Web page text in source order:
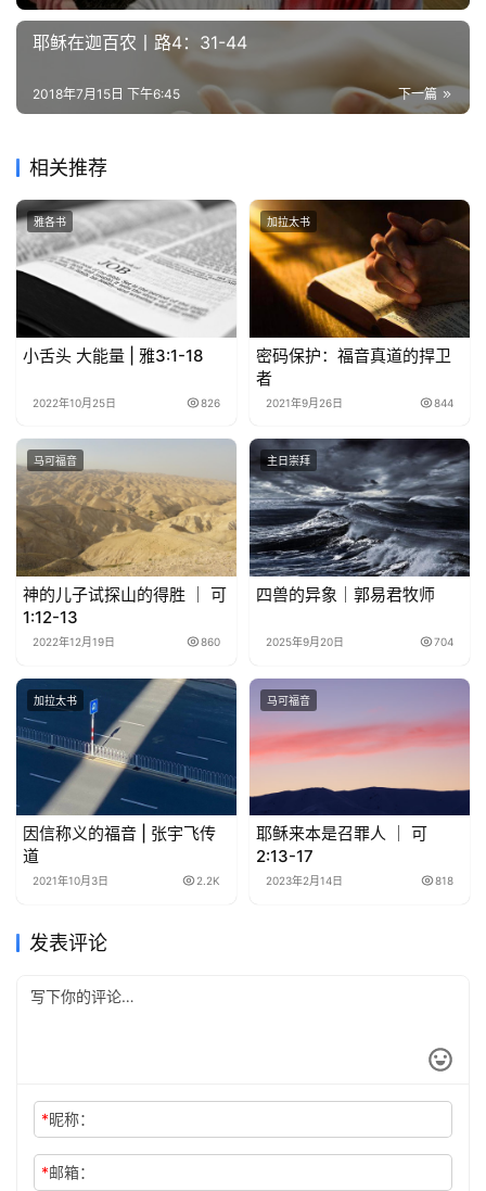
耶稣在迦百农丨路4：31-44
下一篇
2018年7月15日 下午6:45
相关推荐
雅各书
小舌头 大能量 | 雅3:1-18
2022年10月25日 826
加拉太书
密码保护：福音真道的捍卫
者
2021年9月26日 844
马可福音
神的儿子试探山的得胜 ｜ 可
1:12-13
2022年12月19日 860
主日崇拜
四兽的异象｜郭易君牧师
2025年9月20日 704
加拉太书
因信称义的福音 | 张宇飞传
道
2021年10月3日 2.2K
马可福音
耶稣来本是召罪人 ｜ 可
2:13-17
2023年2月14日 818
发表评论
*昵称：
*邮箱：